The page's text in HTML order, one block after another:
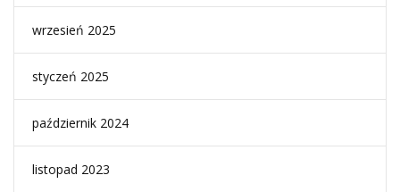
wrzesień 2025
styczeń 2025
październik 2024
listopad 2023